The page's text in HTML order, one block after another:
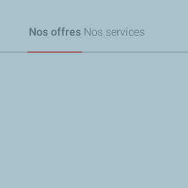
Nos offres Nos services